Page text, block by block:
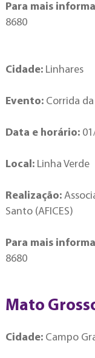
Para mais
8680
Cidade: Linhares
Evento: Corrida
Data e horário:
Local: Linha Verde
Realização:
Santo (AFICES)
Para mais
8680
Mato
Cidade: Campo